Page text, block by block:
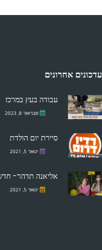
עדכונים אחרונים
עבודה בעץ במרכז
פברואר 8, 2023
סיירת יום הולדת
ינואר 5, 2021
אליאנה תדהר-
ינואר 5, 2021